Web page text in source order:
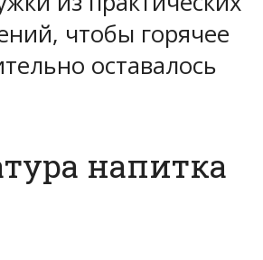
чтобы горячее
оставалось
напитка